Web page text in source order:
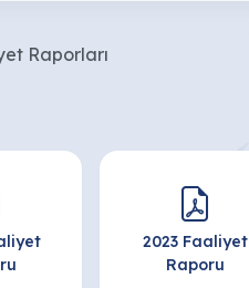
Raporları
2023 Faaliyet
Raporu